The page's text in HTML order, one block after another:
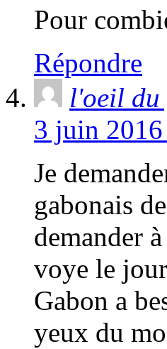
Pour
Répondre
l'oeil du
3 juin
Je
gabonais
demander
voye le
Gabon a
yeux du